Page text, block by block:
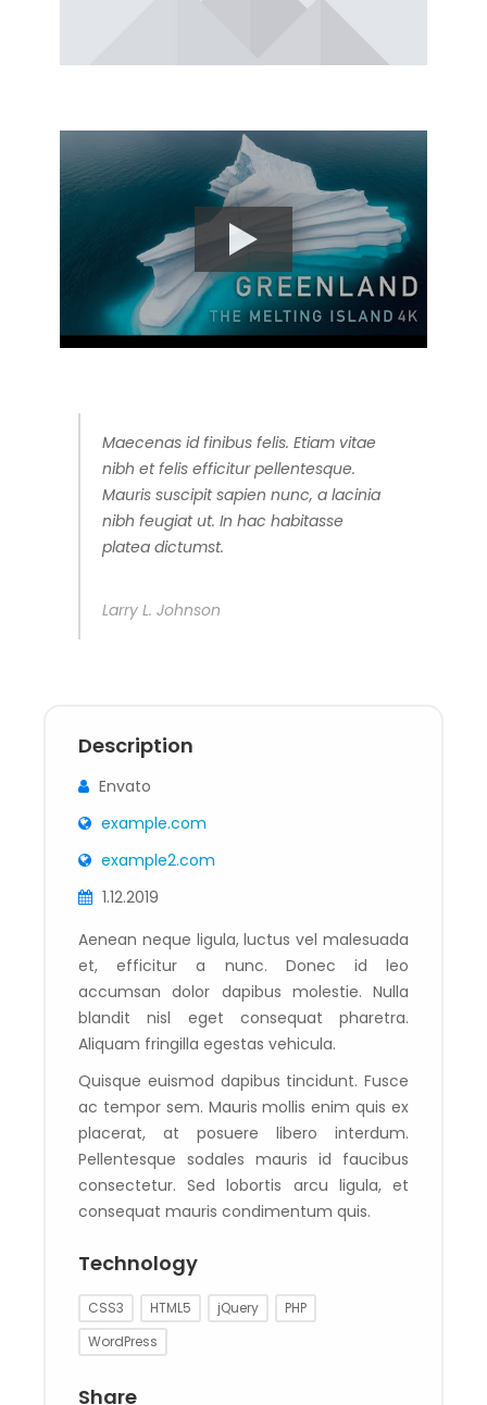
Maecenas id finibus felis. Etiam vitae
nibh et felis efficitur pellentesque.
Mauris suscipit sapien nunc, a lacinia
nibh feugiat ut. In hac habitasse
platea dictumst.
Larry L. Johnson
Description
Envato
example.com
example2.com
1.12.2019
Aenean neque ligula, luctus vel malesuada
et, efficitur a nunc. Donec id leo
accumsan dolor dapibus molestie. Nulla
blandit nisl eget consequat pharetra.
Aliquam fringilla egestas vehicula.
Quisque euismod dapibus tincidunt. Fusce
ac tempor sem. Mauris mollis enim quis ex
placerat, at posuere libero interdum.
Pellentesque sodales mauris id faucibus
consectetur. Sed lobortis arcu ligula, et
consequat mauris condimentum quis.
Technology
CSS3 HTML5 jQuery
PHP
WordPress
Share